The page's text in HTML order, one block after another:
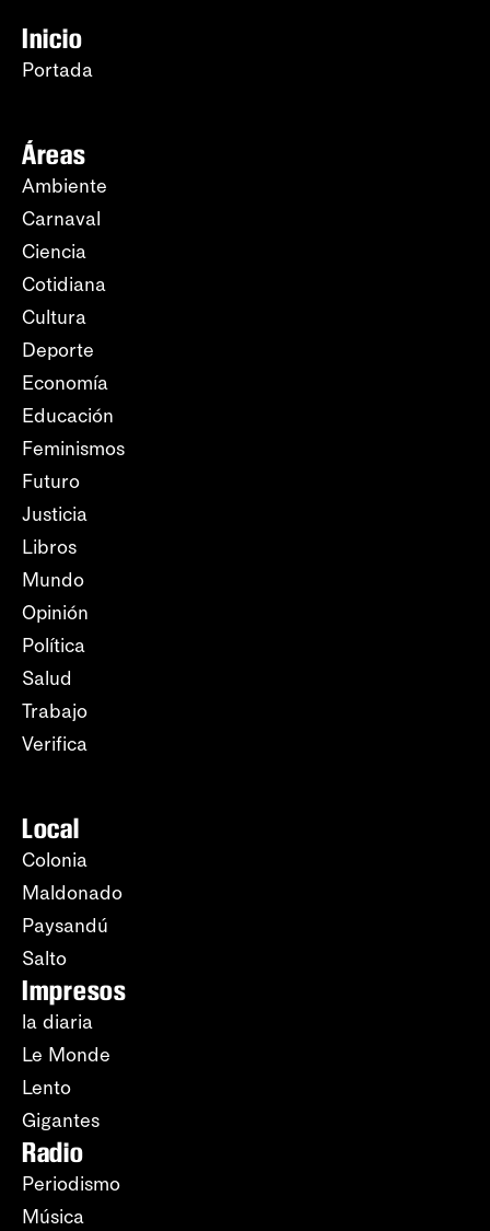
Inicio
Portada
Áreas
Ambiente
Carnaval
Ciencia
Cotidiana
Cultura
Deporte
Economía
Educación
Feminismos
Futuro
Justicia
Libros
Mundo
Opinión
Política
Salud
Trabajo
Verifica
Local
Colonia
Maldonado
Paysandú
Salto
Impresos
la diaria
Le Monde
Lento
Gigantes
Radio
Periodismo
Música